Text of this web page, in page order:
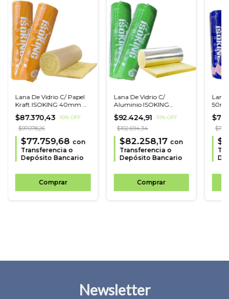
Lana De Vidrio C/ Papel
Kraft ISOKING 40mm X
21.6m2
$87.370,43 -10%OFF
$97.078,26
$77.759,68 con
Transferencia o
Depósito Bancario
Lana De Vidrio C/
Aluminio ISOKING
100mm X 13.2m2
$92.424,91 -10%OFF
$102.694,34
$82.258,17 con
Transferencia o
Depósito Bancario
Lana
Newsletter